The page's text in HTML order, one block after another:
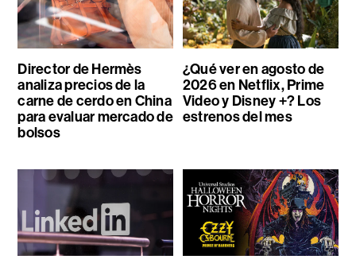
Director de Hermès
analiza precios de la
carne de cerdo en China
para evaluar mercado de
bolsos
¿Qué ver en agosto de
2026 en Netflix, Prime
Video y Disney +? Los
estrenos del mes